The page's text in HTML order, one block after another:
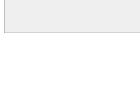
Buscar